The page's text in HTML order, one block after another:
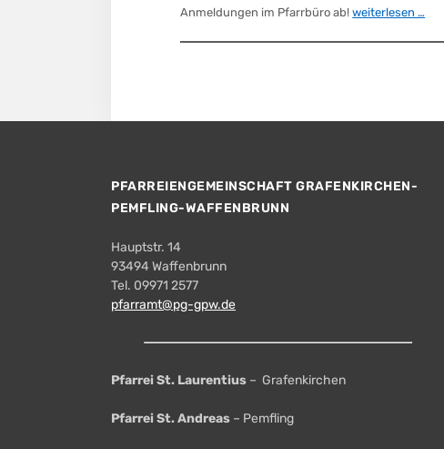
Anmeldungen im Pfarrbüro ab!weiterlesen …
PFARREIENGEMEINSCHAFT GRAFENKIRCHEN-
PEMFLING-WAFFENBRUNN
Hauptstr. 14
93494 Waffenbrunn
Tel. 09971 2577
pfarramt@pg-gpw.de
Pfarrei St. Laurentius – Grafenkirchen
Pfarrei St. Andreas – Pemfling